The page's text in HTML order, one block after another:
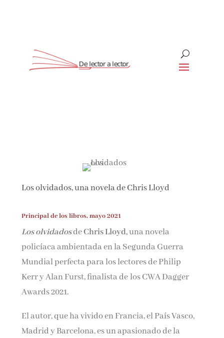
Los olvidados, una novela de Chris Lloyd
Principal de los libros, mayo 2021
Los olvidadosdeChris Lloyd,una novela
policíaca ambientada en la Segunda Guerra
Mundial perfecta para los lectores de Philip
Kerr y Alan Furst, finalista de los CWA Dagger
Awards 2021.
El autor, que ha vivido en Francia, el País Vasco,
Madrid y Barcelona, es un apasionado de la
Suscríbete
Únete a nuestra comunidad de amantes de la
Nombre*
de privacidad